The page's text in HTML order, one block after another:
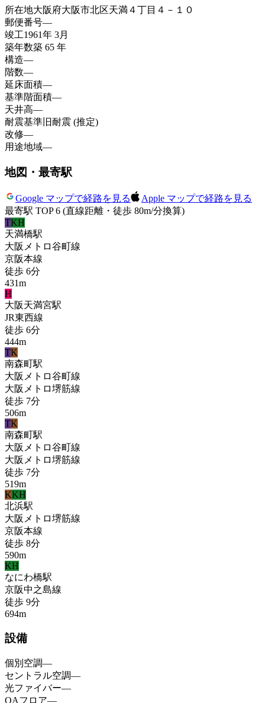
所在地大阪府大阪市北区天満４丁目４－１０
郵便番号—
竣工1961年 3月
築年数築 65 年
構造—
階数—
延床面積—
基準階面積—
天井高—
耐震基準 旧耐震 (推定)
改修—
用途地域—
地図・最寄駅
Google マップで経路を見る
Apple マップで経路を見る
最寄駅 TOP 6 (直線距離・徒歩 80m/分換算)
TKH
天満橋駅
大阪メトロ谷町線
京阪本線
徒歩 6分
431m
H
大阪天満宮駅
JR東西線
徒歩 6分
444m
TK
南森町駅
大阪メトロ谷町線
大阪メトロ堺筋線
徒歩 7分
506m
TK
南森町駅
大阪メトロ谷町線
大阪メトロ堺筋線
徒歩 7分
519m
KKH
北浜駅
大阪メトロ堺筋線
京阪本線
徒歩 8分
590m
KH
なにわ橋駅
京阪中之島線
徒歩 9分
694m
設備
個別空調—
セントラル空調—
光ファイバー—
OAフロア—